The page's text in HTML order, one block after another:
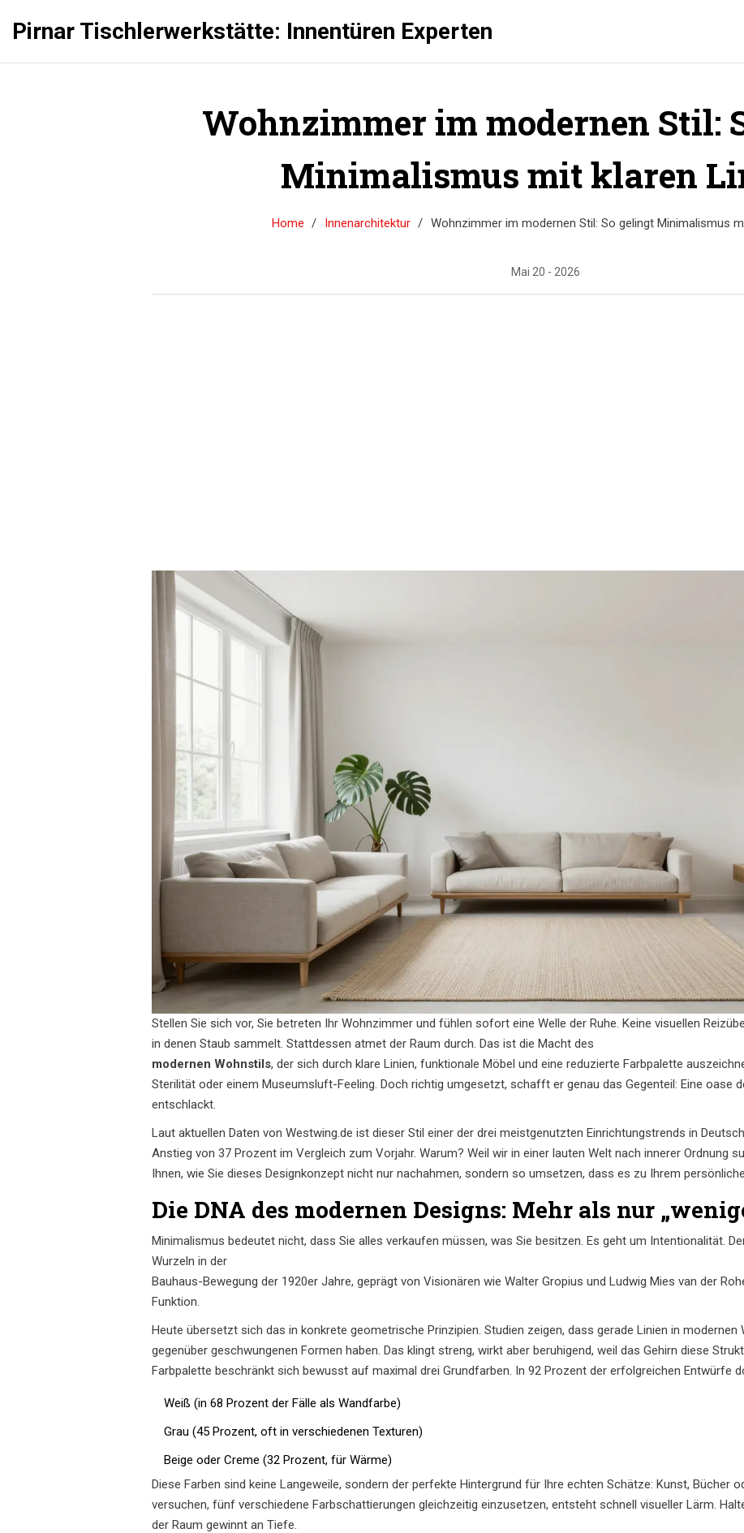
Pirnar Tischlerwerkstätte: Innentüren Experten
Wohnzimmer im modernen Stil:
Minimalismus mit klaren
Home Innenarchitektur Wohnzimmer im modernen Stil: So gelingt Minimalismus
Mai 20 - 2026
Stellen Sie sich vor, Sie betreten Ihr Wohnzimmer und fühlen sofort eine Welle der Ruhe. Keine visuellen
in denen Staub sammelt. Stattdessen atmet der Raum durch. Das ist die Macht des
modernen Wohnstils, der sich durch klare Linien, funktionale Möbel und eine reduzierte Farbpalette
Sterilität oder einem Museumsluft-Feeling. Doch richtig umgesetzt, schafft er genau das Gegenteil: Eine oase
entschlackt.
Laut aktuellen Daten von Westwing.de ist dieser Stil einer der drei meistgenutzten Einrichtungstrends in
Anstieg von 37 Prozent im Vergleich zum Vorjahr. Warum? Weil wir in einer lauten Welt nach innerer Ordnung
Ihnen, wie Sie dieses Designkonzept nicht nur nachahmen, sondern so umsetzen, dass es zu Ihrem
Die DNA des modernen Designs: Mehr als nur
Minimalismus bedeutet nicht, dass Sie alles verkaufen müssen, was Sie besitzen. Es geht um Intentionalität.
Wurzeln in der
Bauhaus-Bewegung der 1920er Jahre, geprägt von Visionären wie Walter Gropius und Ludwig Mies van der
Funktion.
Heute übersetzt sich das in konkrete geometrische Prinzipien. Studien zeigen, dass gerade Linien in
gegenüber geschwungenen Formen haben. Das klingt streng, wirkt aber beruhigend, weil das Gehirn diese
Farbpalette beschränkt sich bewusst auf maximal drei Grundfarben. In 92 Prozent der erfolgreichen Entwürfe
Weiß (in 68 Prozent der Fälle als Wandfarbe)
Grau (45 Prozent, oft in verschiedenen Texturen)
Beige oder Creme (32 Prozent, für Wärme)
Diese Farben sind keine Langeweile, sondern der perfekte Hintergrund für Ihre echten Schätze: Kunst, Bücher
versuchen, fünf verschiedene Farbschattierungen gleichzeitig einzusetzen, entsteht schnell visueller Lärm.
der Raum gewinnt an Tiefe.